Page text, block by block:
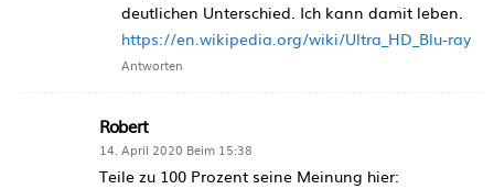
deutlichen Unterschied. Ich kann damit leben.
https://en.wikipedia.org/wiki/Ultra_HD_Blu-ray
Antworten
Robert
14. April 2020 Beim 15:38
Teile zu 100 Prozent seine Meinung hier: